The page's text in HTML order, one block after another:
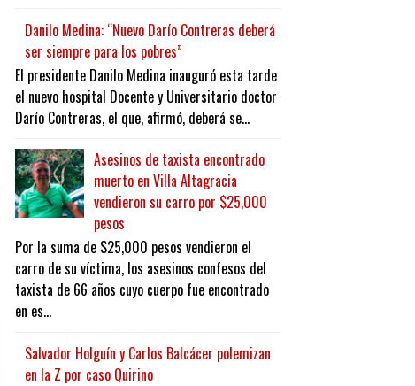
Danilo Medina: “Nuevo Darío Contreras deberá
ser siempre para los pobres”
El presidente Danilo Medina inauguró esta tarde
el nuevo hospital Docente y Universitario doctor
Darío Contreras, el que, afirmó, deberá se...
Asesinos de taxista encontrado
muerto en Villa Altagracia
vendieron su carro por $25,000
pesos
Por la suma de $25,000 pesos vendieron el
carro de su víctima, los asesinos confesos del
taxista de 66 años cuyo cuerpo fue encontrado
en es...
Salvador Holguín y Carlos Balcácer polemizan
en la Z por caso Quirino